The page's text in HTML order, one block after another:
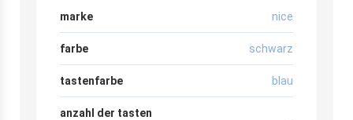
marke nice
farbe schwarz
tastenfarbe blau
anzahl der tasten